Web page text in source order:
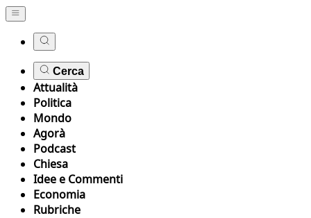
Cerca
Attualità
Politica
Mondo
Agorà
Podcast
Chiesa
Idee e Commenti
Economia
Rubriche